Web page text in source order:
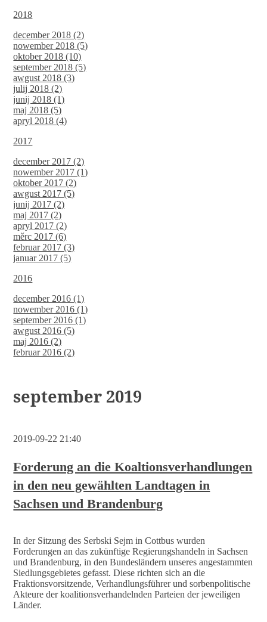
2018
december 2018 (2)
nowember 2018 (5)
oktober 2018 (10)
september 2018 (5)
awgust 2018 (3)
julij 2018 (2)
junij 2018 (1)
maj 2018 (5)
apryl 2018 (4)
2017
december 2017 (2)
nowember 2017 (1)
oktober 2017 (2)
awgust 2017 (5)
junij 2017 (2)
maj 2017 (2)
apryl 2017 (2)
měrc 2017 (6)
februar 2017 (3)
januar 2017 (5)
2016
december 2016 (1)
nowember 2016 (1)
september 2016 (1)
awgust 2016 (5)
maj 2016 (2)
februar 2016 (2)
september 2019
2019-09-22 21:40
Forderung an die Koaltionsverhandlungen
in den neu gewählten Landtagen in
Sachsen und Brandenburg
In der Sitzung des Serbski Sejm in Cottbus wurden
Forderungen an das zukünftige Regierungshandeln in Sachsen
und Brandenburg, in den Bundesländern unseres angestammten
Siedlungsgebietes gefasst. Diese richten sich an die
Fraktionsvorsitzende, Verhandlungsführer und sorbenpolitische
Akteure der koalitionsverhandelnden Parteien der jeweiligen
Länder.